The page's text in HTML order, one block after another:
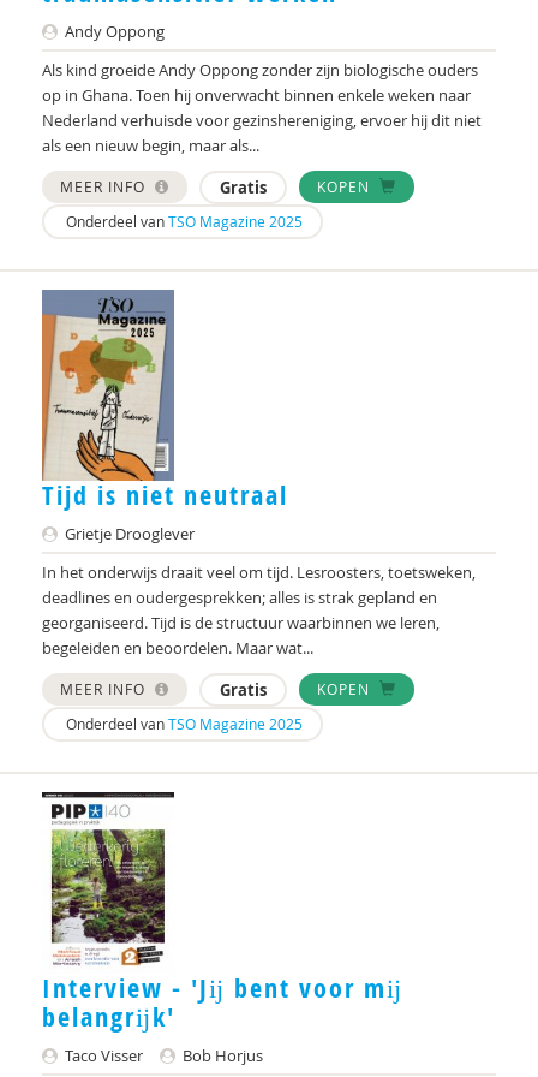
Andy Oppong
Als kind groeide Andy Oppong zonder zijn biologische ouders
op in Ghana. Toen hij onverwacht binnen enkele weken naar
Nederland verhuisde voor gezinshereniging, ervoer hij dit niet
als een nieuw begin, maar als...
MEER INFO Gratis
KOPEN
Onderdeel vanTSO Magazine 2025
Tijd is niet neutraal
Grietje Drooglever
In het onderwijs draait veel om tijd. Lesroosters, toetsweken,
deadlines en oudergesprekken; alles is strak gepland en
georganiseerd. Tijd is de structuur waarbinnen we leren,
begeleiden en beoordelen. Maar wat...
MEER INFO Gratis
KOPEN
Onderdeel vanTSO Magazine 2025
Interview - 'Jĳ bent voor mĳ
belangrĳk'
Taco Visser Bob Horjus